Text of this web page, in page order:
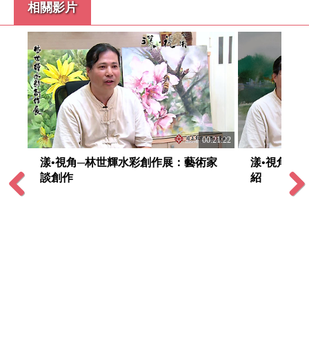
相關影片
00:21:22
漾•視角─林世輝水彩創作展：藝術家
談創作
漾•視角─
紹